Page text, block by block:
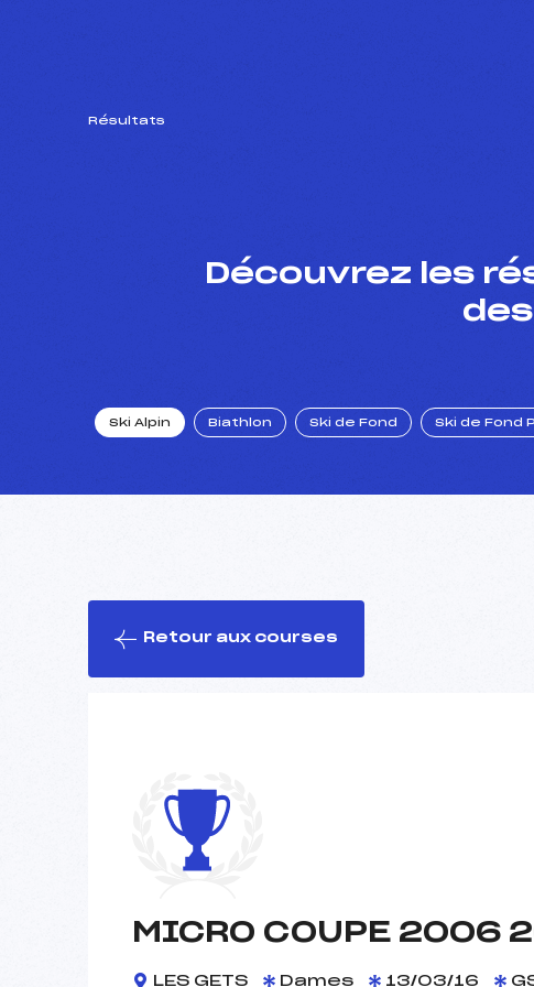
Résultats
Découvrez les
Ski Alpin Biathlon Ski de Fond Ski de Fond
Retour aux courses
MICRO COUPE 2006
LES GETS Dames 13/03/16